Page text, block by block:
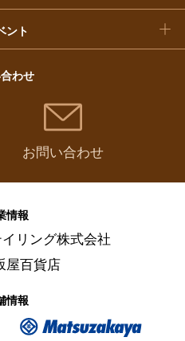
ント
わせ
お問い合わせ
情報
リング株式会社
屋百貨店
情報